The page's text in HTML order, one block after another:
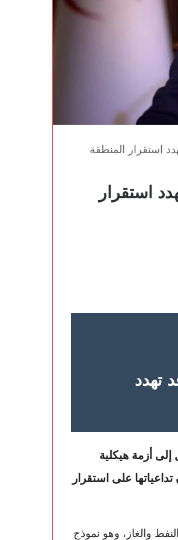
استقرار المنطقة
استقرار
تهدد
على استقرار
والغاز، وهو نموذج